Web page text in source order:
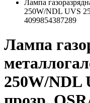
Лампа
250W/NDL UVS
4099854387289
Лампа
250W/NDL